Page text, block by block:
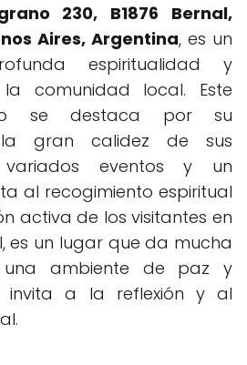
230, B1876 Bernal,
Aires, Argentina, es un
espiritualidad y
comunidad local. Este
se destaca por su
gran calidez de sus
variados eventos y un
al recogimiento espiritual
activa de los visitantes en
es un lugar que da mucha
una ambiente de paz y
invita a la reflexión y al